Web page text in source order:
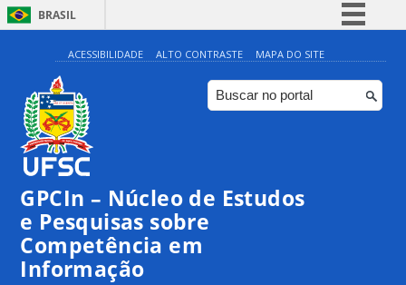
BRASIL
Simplifique!
Comunica BR
Participe
Canais
ACESSIBILIDADE ALTO CONTRASTE MAPA DO SITE
GPCIn – Núcleo de Estudos
e Pesquisas sobre
Competência em
Informação